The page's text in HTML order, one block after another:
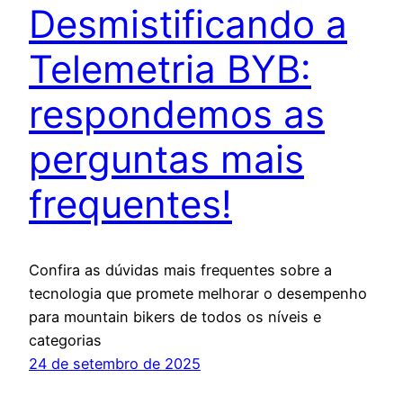
Desmistificando a
Telemetria BYB:
respondemos as
perguntas mais
frequentes!
Confira as dúvidas mais frequentes sobre a
tecnologia que promete melhorar o desempenho
para mountain bikers de todos os níveis e
categorias
24 de setembro de 2025